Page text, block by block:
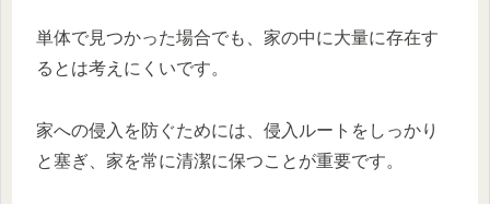
単体で見つかった場合でも、家の中に大量に存在す
るとは考えにくいです。
家への侵入を防ぐためには、侵入ルートをしっかり
と塞ぎ、家を常に清潔に保つことが重要です。